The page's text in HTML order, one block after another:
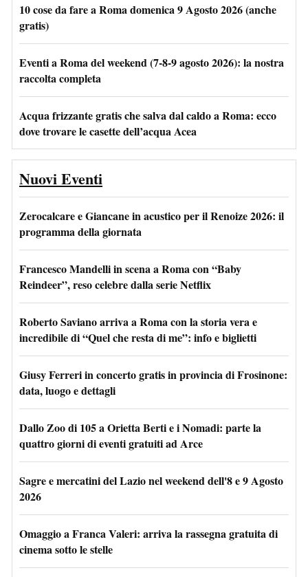
10 cose da fare a Roma domenica 9 Agosto 2026 (anche
gratis)
Eventi a Roma del weekend (7-8-9 agosto 2026): la nostra
raccolta completa
Acqua frizzante gratis che salva dal caldo a Roma: ecco
dove trovare le casette dell’acqua Acea
Nuovi Eventi
Zerocalcare e Giancane in acustico per il Renoize 2026: il
programma della giornata
Francesco Mandelli in scena a Roma con “Baby
Reindeer”, reso celebre dalla serie Netflix
Roberto Saviano arriva a Roma con la storia vera e
incredibile di “Quel che resta di me”: info e biglietti
Giusy Ferreri in concerto gratis in provincia di Frosinone:
data, luogo e dettagli
Dallo Zoo di 105 a Orietta Berti e i Nomadi: parte la
quattro giorni di eventi gratuiti ad Arce
Sagre e mercatini del Lazio nel weekend dell'8 e 9 Agosto
2026
Omaggio a Franca Valeri: arriva la rassegna gratuita di
cinema sotto le stelle